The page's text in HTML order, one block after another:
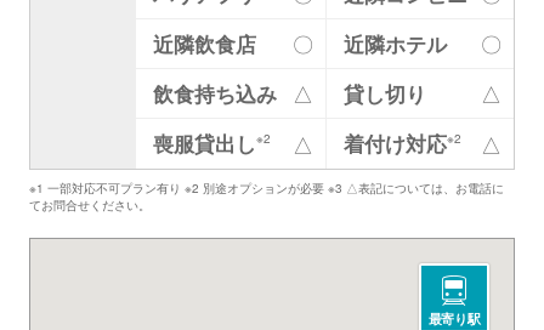
近隣飲食店
〇 近隣ホテル
〇
飲食持ち込み
△ 貸し切り
△
喪服貸出し※2 △ 着付け対応※2 △
※1 一部対応不可プラン有り ※2 別途オプションが必要 ※3 △表記については、お電話に
てお問合せください。
最寄り駅